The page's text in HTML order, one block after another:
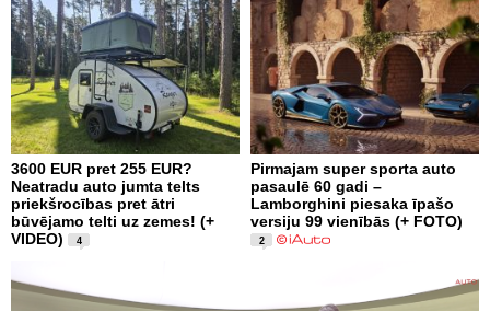
3600 EUR pret 255 EUR?
Neatradu auto jumta telts
priekšrocības pret ātri
būvējamo telti uz zemes! (+
VIDEO)
4
Pirmajam super sporta auto
pasaulē 60 gadi –
Lamborghini piesaka īpašo
versiju 99 vienībās (+ FOTO)
2